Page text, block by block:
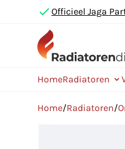
Officieel Jaga
HomeRadiatoren
Home/Radiatoren/